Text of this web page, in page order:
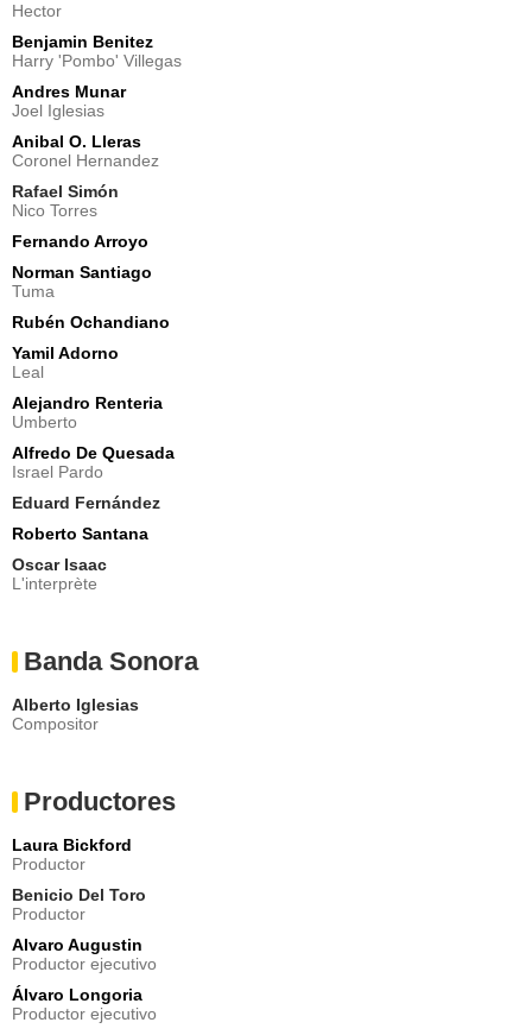
Hector
Benjamin Benitez
Harry 'Pombo' Villegas
Andres Munar
Joel Iglesias
Anibal O. Lleras
Coronel Hernandez
Rafael Simón
Nico Torres
Fernando Arroyo
Norman Santiago
Tuma
Rubén Ochandiano
Yamil Adorno
Leal
Alejandro Renteria
Umberto
Alfredo De Quesada
Israel Pardo
Eduard Fernández
Roberto Santana
Oscar Isaac
L'interprète
Banda Sonora
Alberto Iglesias
Compositor
Productores
Laura Bickford
Productor
Benicio Del Toro
Productor
Alvaro Augustin
Productor ejecutivo
Álvaro Longoria
Productor ejecutivo